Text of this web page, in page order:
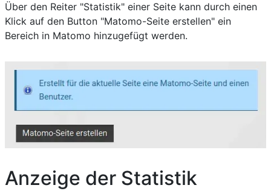
Über den Reiter "Statistik" einer Seite kann durch einen
Klick auf den Button "Matomo-Seite erstellen" ein
Bereich in Matomo hinzugefügt werden.
Anzeige der Statistik